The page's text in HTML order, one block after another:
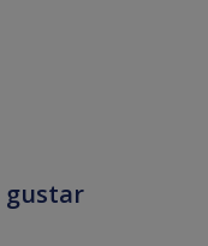
gustar